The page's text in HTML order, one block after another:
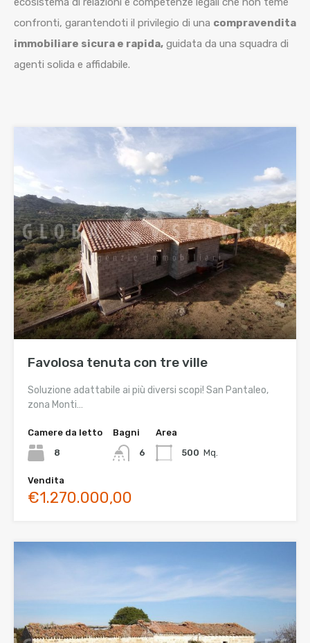
confronti, garantendoti il privilegio di una compravendita
immobiliare sicura e rapida, guidata da una squadra di
agenti solida e affidabile.
Favolosa tenuta con tre ville
Soluzione adattabile ai più diversi scopi! San Pantaleo,
zona Monti…
Camere da letto
8
Bagni
6
Area
500 Mq.
Vendita
€1.270.000,00